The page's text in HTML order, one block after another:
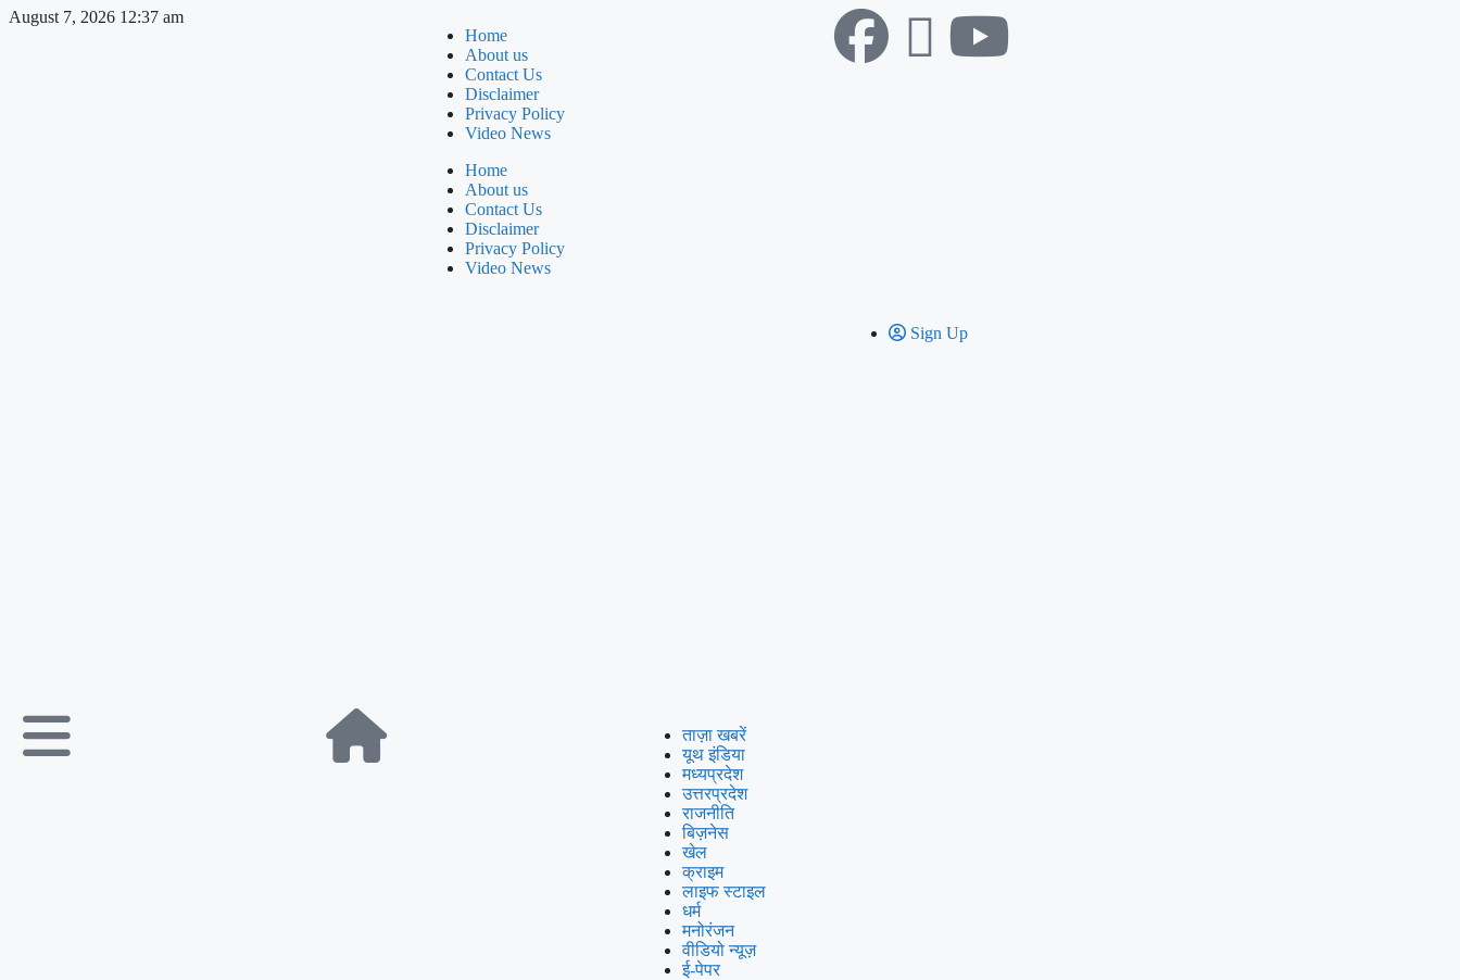
August 7, 2026 12:37 am
Home
About us
Contact Us
Disclaimer
Privacy Policy
Video News
Home
About us
Contact Us
Disclaimer
Privacy Policy
Video News
Sign Up
ताज़ा खबरें
यूथ इंडिया
मध्यप्रदेश
उत्तरप्रदेश
राजनीति
बिज़नेस
खेल
क्राइम
लाइफ स्टाइल
धर्म
मनोरंजन
वीडियो न्यूज़
ई-पेपर